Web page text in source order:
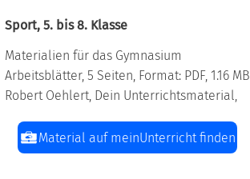
Sport, 5. bis 8. Klasse
Materialien für das Gymnasium
Arbeitsblätter, 5 Seiten, Format: PDF, 1.16 MB
Robert Oehlert, Dein Unterrichtsmaterial,
Material auf meinUnterricht finden